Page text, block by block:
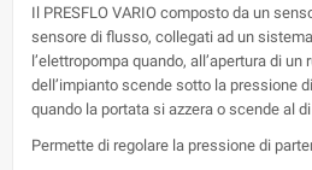
Il PRESFLO VARIO composto da un
sensore di flusso, collegati ad un
l’elettropompa quando, all’apertura di
dell’impianto scende sotto la pressione
quando la portata si azzera o scende al
Permette di regolare la pressione di